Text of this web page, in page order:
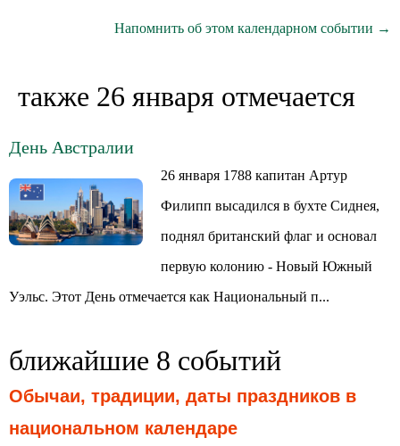
Напомнить об этом календарном событии →
также 26 января отмечается
День Австралии
26 января 1788 капитан Артур
Филипп высадился в бухте Сиднея,
поднял британский флаг и основал
первую колонию - Новый Южный
Уэльс. Этот День отмечается как Национальный п...
ближайшие 8 событий
Обычаи, традиции, даты праздников в
национальном календаре